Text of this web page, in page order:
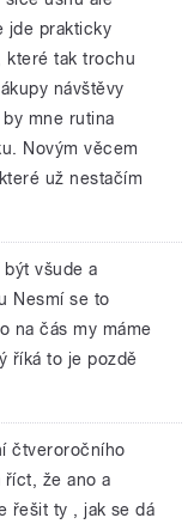
jde prakticky
které tak trochu
návštěvy
mne rutina
Novým věcem
už nestačím
všude a
Nesmí se to
na čás my máme
říká to je pozdě
čtveroročního
že ano a
řešit ty , jak se dá